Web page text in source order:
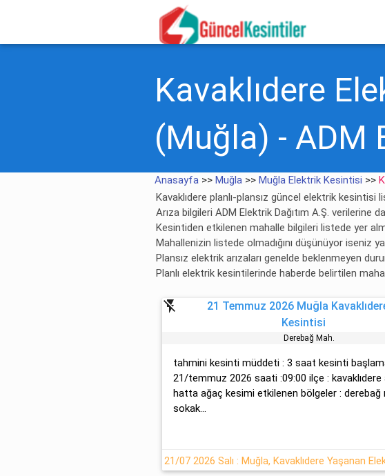
Kavaklıdere
(Muğla) - ADM
Anasayfa >>Muğla >>Muğla Elektrik Kesintisi >>
Kavaklıdere planlı-plansız güncel elektrik kesintisi
Arıza bilgileri ADM Elektrik Dağıtım A.Ş. verilerine
Kesintiden etkilenen mahalle bilgileri listede yer
Mahallenizin listede olmadığını düşünüyor iseniz
Plansız elektrik arızaları genelde beklenmeyen
Planlı elektrik kesintilerinde haberde belirtilen
flash_off
21 Temmuz 2026 Muğla
Kesintisi
Derebağ Mah.
tahmini kesinti müddeti : 3 saat kesinti
21/temmuz 2026 saati :09:00 ilçe : kavaklıdere
hatta ağaç kesimi etkilenen bölgeler : derebağ
sokak...